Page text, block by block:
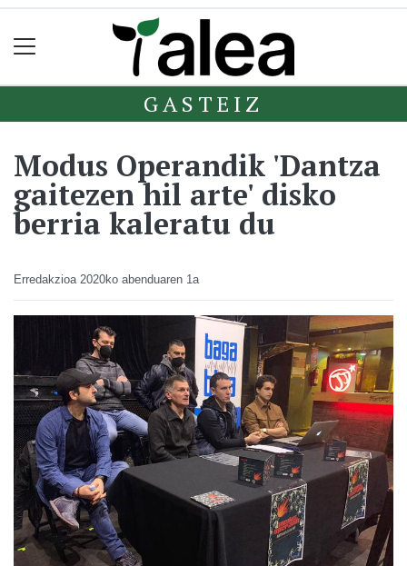
GASTEIZ
Modus Operandik 'Dantza
gaitezen hil arte' disko
berria kaleratu du
Erredakzioa 2020ko abenduaren 1a